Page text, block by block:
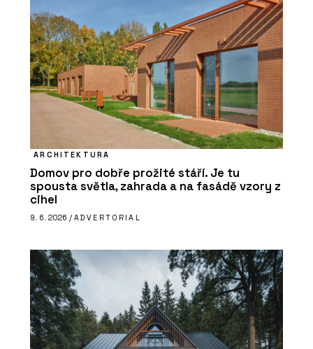
ARCHITEKTURA
Domov pro dobře prožité stáří. Je tu
spousta světla, zahrada a na fasádě vzory z
cihel
9. 6. 2026 / ADVERTORIAL